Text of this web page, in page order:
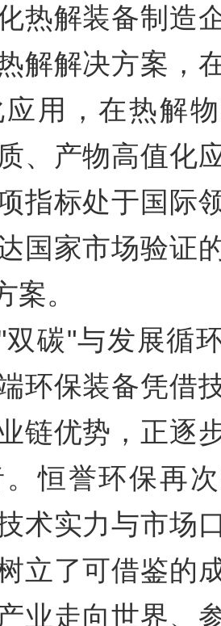
热解装备制造
解解决方案，
用，在热解
、产物高值化
指标处于国际
国家市场验证
。
"与发展循环
环保装备凭借
链优势，正逐
恒誉环保再
术实力与市场
立了可借鉴的
业走向世界、